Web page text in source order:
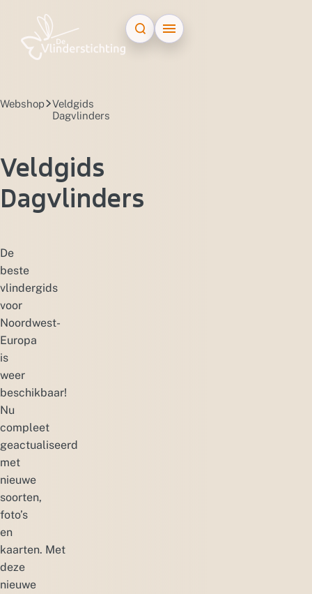
Webshop
Veldgids
Dagvlinders
Veldgids
Dagvlinders
De
beste
vlindergids
voor
Noordwest-
Europa
is
weer
beschikbaar!
Nu
compleet
geactualiseerd
met
nieuwe
soorten,
foto’s
en
kaarten. Met
deze
nieuwe